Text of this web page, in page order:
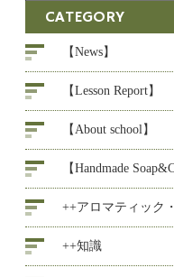
CATEGORY
【News】
【Lesson Report】
【About school】
【Handmade
++アロマティック
++知識